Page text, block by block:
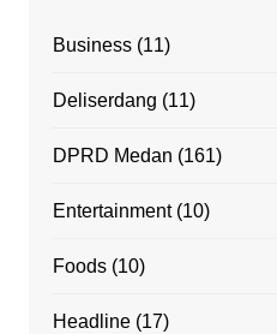
Business(11)
Deliserdang (11)
DPRD Medan (161)
Entertainment(10)
Foods(10)
Headline(17)